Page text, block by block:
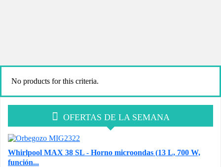
No products for this criteria.
OFERTAS DE LA SEMANA
Whirlpool MAX 38 SL - Horno microondas (13 L, 700 W,
función...